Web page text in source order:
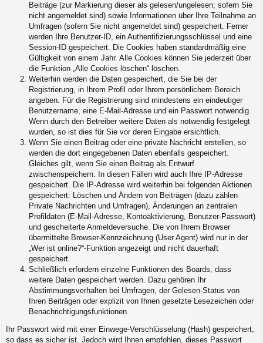
Beiträge (zur Markierung dieser als gelesen/ungelesen; sofern Sie
nicht angemeldet sind) sowie Informationen über Ihre Teilnahme an
Umfragen (sofern Sie nicht angemeldet sind) gespeichert. Ferner
werden Ihre Benutzer-ID, ein Authentifizierungsschlüssel und eine
Session-ID gespeichert. Die Cookies haben standardmäßig eine
Gültigkeit von einem Jahr. Alle Cookies können Sie jederzeit über
die Funktion „Alle Cookies löschen“ löschen.
Weiterhin werden die Daten gespeichert, die Sie bei der
Registrierung, in Ihrem Profil oder Ihrem persönlichem Bereich
angeben. Für die Registrierung sind mindestens ein eindeutiger
Benutzername, eine E-Mail-Adresse und ein Passwort notwendig.
Wenn durch den Betreiber weitere Daten als notwendig festgelegt
wurden, so ist dies für Sie vor deren Eingabe ersichtlich.
Wenn Sie einen Beitrag oder eine private Nachricht erstellen, so
werden die dort eingegebenen Daten ebenfalls gespeichert.
Gleiches gilt, wenn Sie einen Beitrag als Entwurf
zwischenspeichern. In diesen Fällen wird auch Ihre IP-Adresse
gespeichert. Die IP-Adresse wird weiterhin bei folgenden Aktionen
gespeichert: Löschen und Ändern von Beiträgen (dazu zählen
Private Nachrichten und Umfragen), Änderungen an zentralen
Profildaten (E-Mail-Adresse, Kontoaktivierung, Benutzer-Passwort)
und gescheiterte Anmeldeversuche. Die von Ihrem Browser
übermittelte Browser-Kennzeichnung (User Agent) wird nur in der
„Wer ist online?“-Funktion angezeigt und nicht dauerhaft
gespeichert.
Schließlich erfordern einzelne Funktionen des Boards, dass
weitere Daten gespeichert werden. Dazu gehören Ihr
Abstimmungsverhalten bei Umfragen, der Gelesen-Status von
Ihren Beiträgen oder explizit von Ihnen gesetzte Lesezeichen oder
Benachrichtigungsfunktionen.
Ihr Passwort wird mit einer Einwege-Verschlüsselung (Hash) gespeichert,
so dass es sicher ist. Jedoch wird Ihnen empfohlen, dieses Passwort